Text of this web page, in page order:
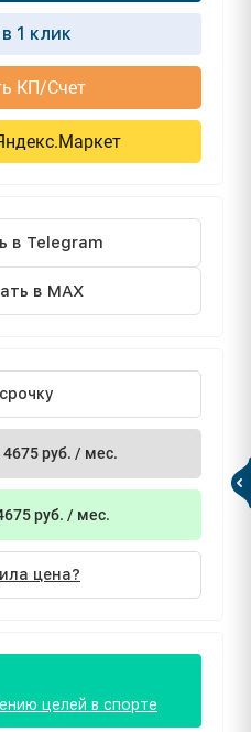
1 клик
КП/Счет
в Telegram
в MAX
руб. / мес.
руб. / мес.
цена?
целей в спорте